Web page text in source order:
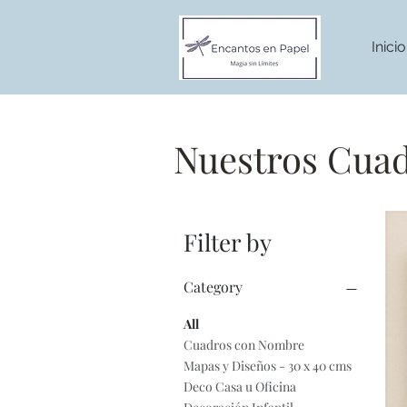
Inicio
Nuestros
Filter by
Category
All
Cuadros con Nombre
Mapas y Diseños - 30 x 40 cms
Deco Casa u Oficina